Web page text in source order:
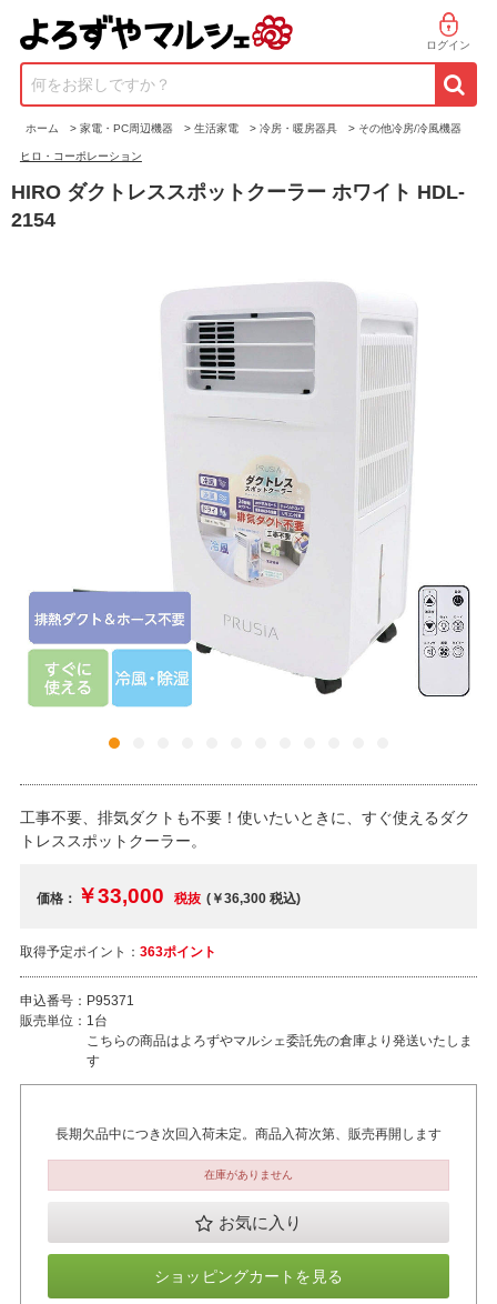
ログイン
何をお探しですか？
ホーム > 家電・PC周辺機器 > 生活家電 > 冷房・暖房器具 > その他冷房/冷風機器
ヒロ・コーポレーション
HIRO ダクトレススポットクーラー ホワイト HDL-
2154
工事不要、排気ダクトも不要！使いたいときに、すぐ使えるダク
トレススポットクーラー。
価格： ￥33,000 税抜 (￥36,300税込)
取得予定ポイント： 363ポイント
申込番号： P95371
販売単位： 1台
こちらの商品はよろずやマルシェ委託先の倉庫より発送いたしま
す
長期欠品中につき次回入荷未定。商品入荷次第、販売再開します
在庫がありません
お気に入り
ショッピングカートを見る